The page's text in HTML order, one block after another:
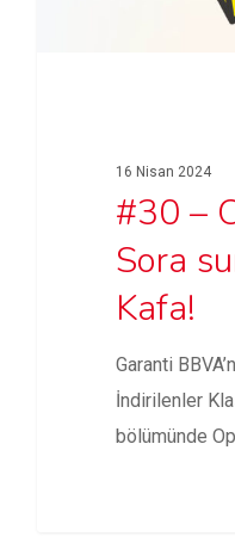
16 Nisan 2024
#30 –
Sora
Kafa!
Garanti
İndirilenler
bölümünde